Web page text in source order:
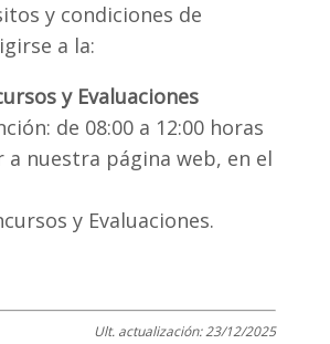
y condiciones de
a la:
y Evaluaciones
de 08:00 a 12:00 horas
a nuestra página web, en el
y Evaluaciones.
Ult. actualización:23/12/2025